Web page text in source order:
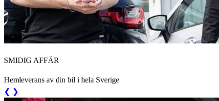
SMIDIG AFFÄR
Hemleverans av din bil i hela Sverige
❮ ❯